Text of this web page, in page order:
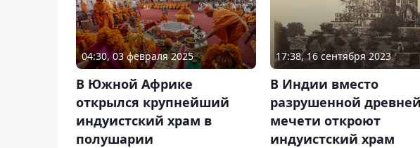
04:30, 03 февраля 2025
В Южной Африке
открылся крупнейший
индуистский храм в
полушарии
17:38, 16 сентября 2023
В Индии вместо
разрушенной древней
мечети откроют
индуистский храм